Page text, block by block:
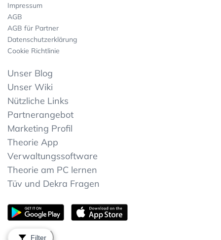
Filter
Impressum
AGB
AGB für Partner
Datenschutzerklärung
Cookie Richtlinie
Unser Blog
Unser Wiki
Nützliche Links
Partnerangebot
Marketing Profil
Theorie App
Verwaltungssoftware
Theorie am PC lernen
Tüv und Dekra Fragen